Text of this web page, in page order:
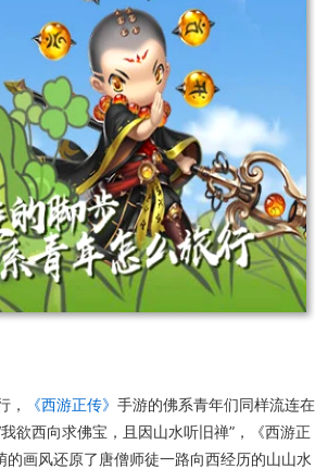
， 《西游正传》 手游的佛系青年们同样流连在
欲西向求佛宝，且因山水听旧禅”，《西游正
的画风还原了唐僧师徒一路向西经历的山山水